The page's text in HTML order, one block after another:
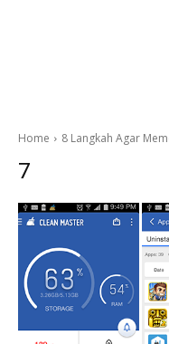
Home 8 Langkah Agar
7